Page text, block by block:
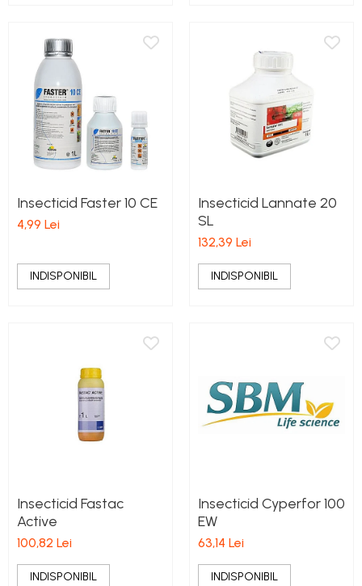
Insecticid Faster 10 CE
4,99 Lei
INDISPONIBIL
Insecticid Lannate 20
SL
132,39 Lei
INDISPONIBIL
Insecticid Fastac
Active
100,82 Lei
INDISPONIBIL
Insecticid Cyperfor 100
EW
63,14 Lei
INDISPONIBIL